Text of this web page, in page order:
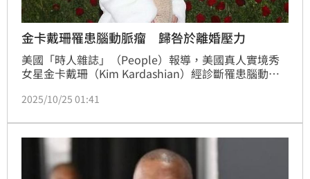
金卡戴珊罹患腦動脈瘤 歸咎於離婚壓力
美國「時人雜誌」（People）報導，美國真人實境秀
女星金卡戴珊（Kim Kardashian）經診斷罹患腦動脈
2025/10/25 01:41